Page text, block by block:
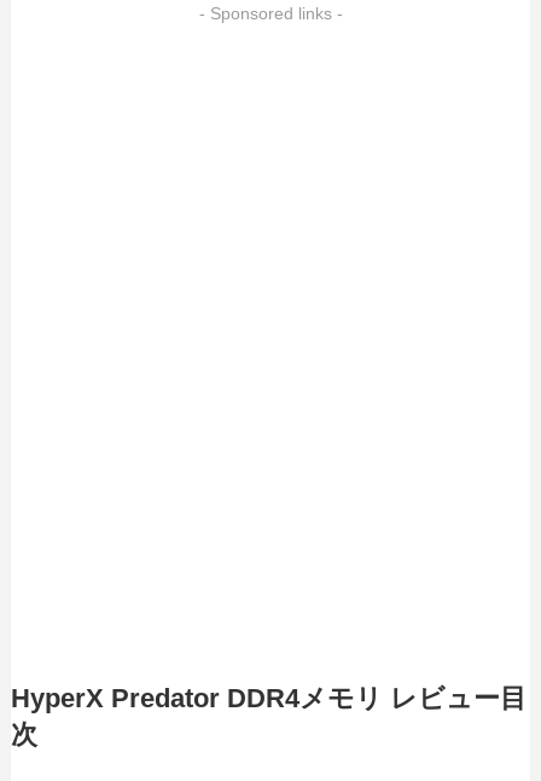
- Sponsored links -
HyperX Predator DDR4メモリ レビュー目
次